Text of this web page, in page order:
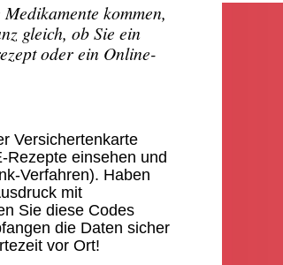
kommen,
gleich, ob Sie ein
oder ein Online-
Versichertenkarte
Rezepte einsehen und
Verfahren). Haben
mit
Sie diese Codes
die Daten sicher
vor Ort!